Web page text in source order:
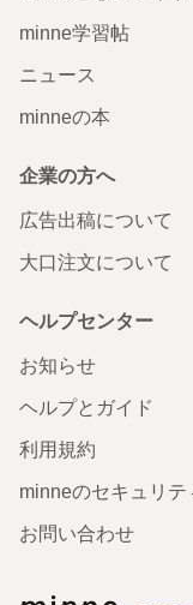
minne学習帖
ニュース
minneの本
企業の方へ
広告出稿について
大口注文について
ヘルプセンター
お知らせ
ヘルプとガイド
利用規約
minneのセキュリテ
お問い合わせ